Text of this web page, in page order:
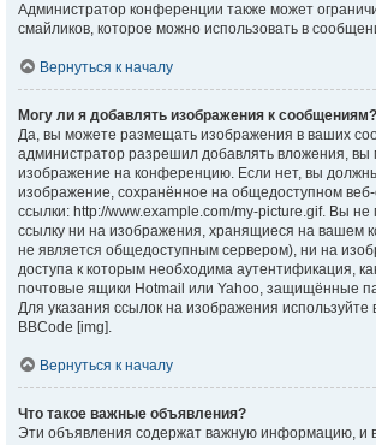
Администратор конференции также может
смайликов, которое можно использовать в
Вернуться к началу
Могу ли я добавлять изображения к сообщениям?
Да, вы можете размещать изображения в ваших
администратор разрешил добавлять вложения, вы
изображение на конференцию. Если нет, вы
изображение, сохранённое на общедоступном
ссылки: http://www.example.com/my-picture.gif. Вы не
ссылку ни на изображения, хранящиеся на вашем
не является общедоступным сервером), ни на
доступа к которым необходима аутентификация,
почтовые ящики Hotmail или Yahoo, защищённые
Для указания ссылок на изображения используйте
BBCode [img].
Вернуться к началу
Что такое важные объявления?
Эти объявления содержат важную информацию, и